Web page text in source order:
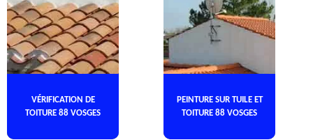
VÉRIFICATION DE
TOITURE 88 VOSGES
PEINTURE SUR TUILE ET
TOITURE 88 VOSGES